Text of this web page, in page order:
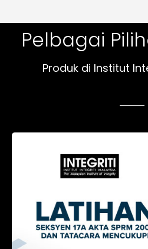
Pelbagai
Produk di Institut